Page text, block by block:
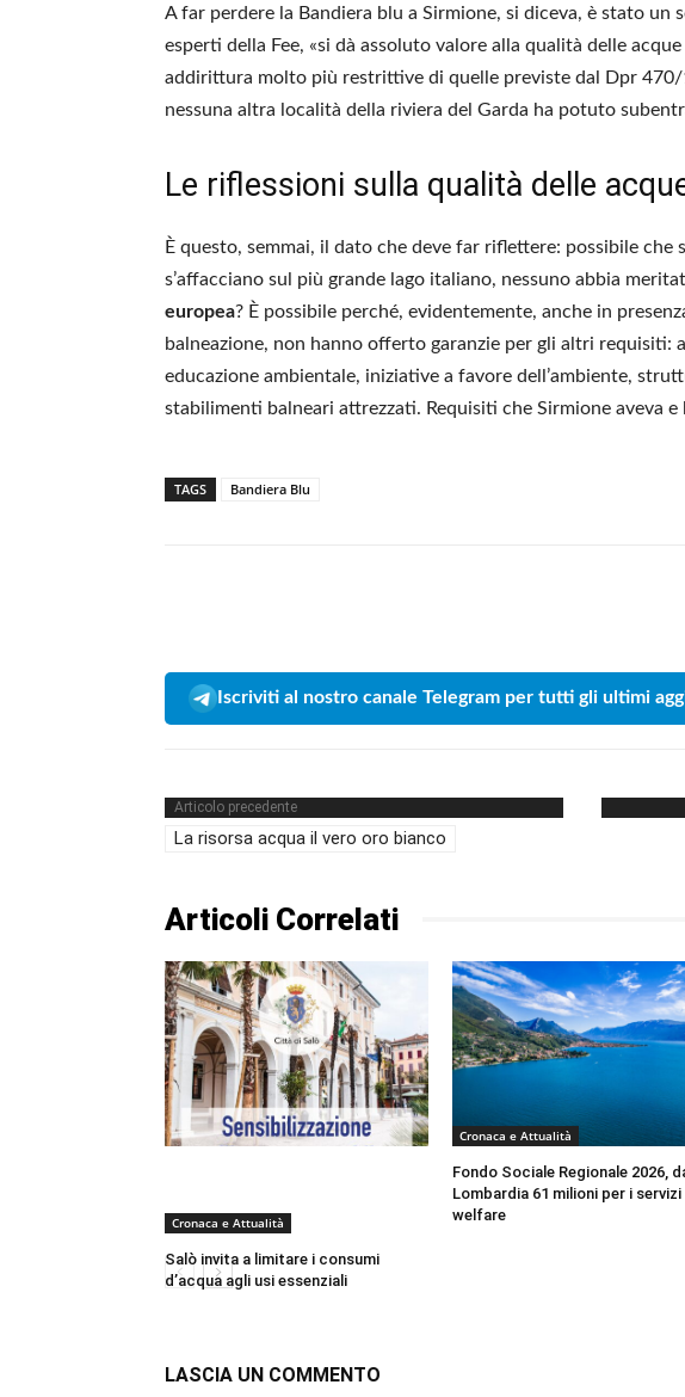
A far perdere la Bandiera blu a Sirmione, si diceva, è stato un
esperti della Fee, «si dà assoluto valore alla qualità delle
addirittura molto più restrittive di quelle previste dal Dpr 470/
nessuna altra località della riviera del Garda ha potuto
Le riflessioni sulla qualità delle
È questo, semmai, il dato che deve far riflettere: possibile che
s’affacciano sul più grande lago italiano, nessuno abbia
europea? È possibile perché, evidentemente, anche in
balneazione, non hanno offerto garanzie per gli altri requisiti:
educazione ambientale, iniziative a favore dell’ambiente,
stabilimenti balneari attrezzati. Requisiti che Sirmione aveva
TAGS Bandiera Blu
Iscriviti al nostro canale Telegram per tutti gli ultimi
Articolo precedente
La risorsa acqua il vero oro bianco
Articoli Correlati
Cronaca e Attualità
Salò invita a limitare i consumi
d’acqua agli usi essenziali
Cronaca e Attualità
Fondo Sociale Regionale 2026,
Lombardia 61 milioni per i servizi
welfare
LASCIA UN COMMENTO